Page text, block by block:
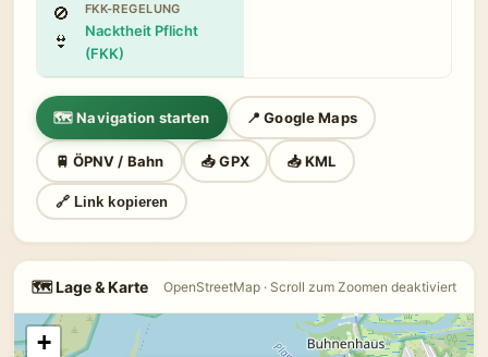
🚫
👙
FKK-REGELUNG
Nacktheit Pflicht
(FKK)
🗺 Navigation starten 📍 Google Maps
🚆 ÖPNV / Bahn 📥 GPX 📥 KML
🔗 Link kopieren
🗺 Lage & Karte OpenStreetMap · Scroll zum Zoomen deaktiviert
+